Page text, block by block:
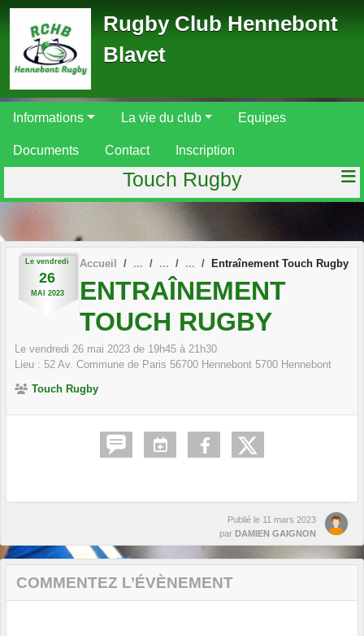
Rugby Club Hennebont
Blavet
Informations La vie du club Equipes
Documents Contact Inscription
Touch Rugby
Le vendredi
26
MAI 2023
Accueil Entraînement Touch Rugby
ENTRAÎNEMENT
TOUCH RUGBY
Le vendredi 26 mai 2023 de 19h45 à 21h30
Lieu : 52 Av. Commune de Paris 56700 Hennebont 5700 Hennebont
Touch Rugby
Publié le 11 mars 2023
par DAMIEN GAIGNON
COMMENTEZ L’ÉVÈNEMENT
Panneau de gestion des cookies